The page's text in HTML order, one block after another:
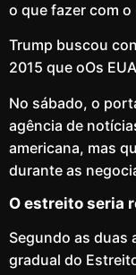
o que fazer com
Trump buscou
2015 que oOs
No sábado, o
agência de
americana, mas
durante as
O estreito seria
Segundo as duas
gradual do